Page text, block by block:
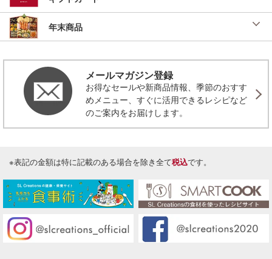
年末商品
メールマガジン登録
お得なセールや新商品情報、季節のおすす
めメニュー、すぐに活用できるレシピなど
のご案内をお届けします。
※表記の金額は特に記載のある場合を除き全て税込です。